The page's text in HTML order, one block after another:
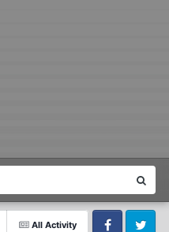
All Activity